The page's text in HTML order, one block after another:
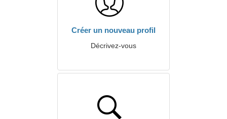
Créer un nouveau profil
Décrivez-vous